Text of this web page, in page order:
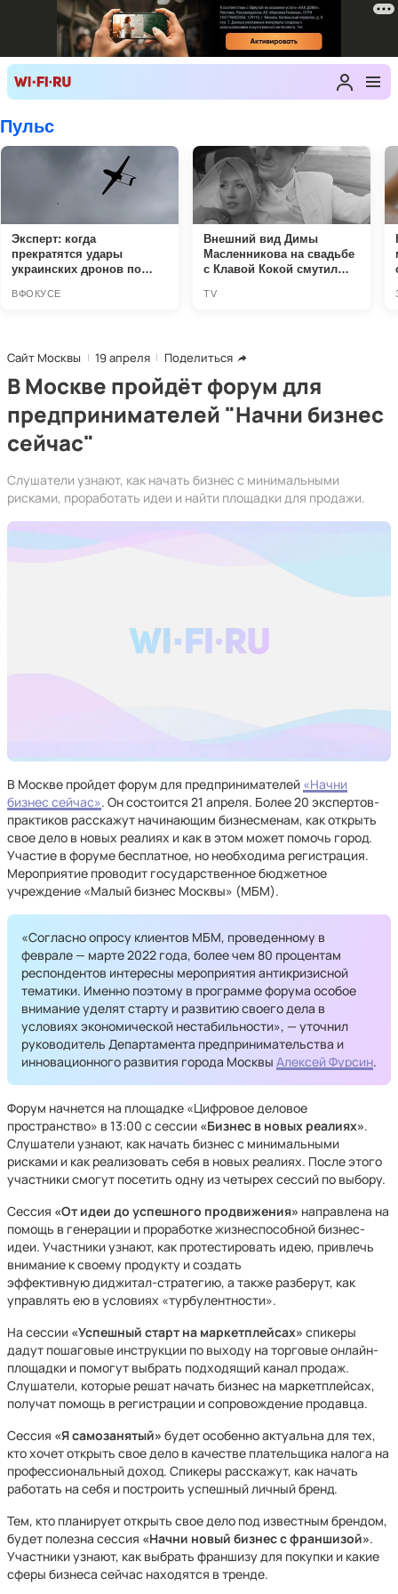
Сайт Москвы 19 апреля Поделиться
В Москве пройдёт форум для
предпринимателей "Начни бизнес
сейчас"
Слушатели узнают, как начать бизнес с минимальными
рисками, проработать идеи и найти площадки для продажи.
В Москве пройдет форум для предпринимателей «Начни
бизнес сейчас». Он состоится 21 апреля. Более 20 экспертов-
практиков расскажут начинающим бизнесменам, как открыть
свое дело в новых реалиях и как в этом может помочь город.
Участие в форуме бесплатное, но необходима регистрация.
Мероприятие проводит государственное бюджетное
учреждение «Малый бизнес Москвы» (МБМ).
«Согласно опросу клиентов МБМ, проведенному в
феврале — марте 2022 года, более чем 80 процентам
респондентов интересны мероприятия антикризисной
тематики. Именно поэтому в программе форума особое
внимание уделят старту и развитию своего дела в
условиях экономической нестабильности», — уточнил
руководитель Департамента предпринимательства и
инновационного развития города Москвы Алексей Фурсин.
Форум начнется на площадке «Цифровое деловое
пространство» в 13:00 с сессии «Бизнес в новых реалиях».
Слушатели узнают, как начать бизнес с минимальными
рисками и как реализовать себя в новых реалиях. После этого
участники смогут посетить одну из четырех сессий по выбору.
Сессия «От идеи до успешного продвижения» направлена на
помощь в генерации и проработке жизнеспособной бизнес-
идеи. Участники узнают, как протестировать идею, привлечь
внимание к своему продукту и создать
эффективную диджитал-стратегию, а также разберут, как
управлять ею в условиях «турбулентности».
На сессии «Успешный старт на маркетплейсах» спикеры
дадут пошаговые инструкции по выходу на торговые онлайн-
площадки и помогут выбрать подходящий канал продаж.
Слушатели, которые решат начать бизнес на маркетплейсах,
получат помощь в регистрации и сопровождение продавца.
Сессия «Я самозанятый» будет особенно актуальна для тех,
кто хочет открыть свое дело в качестве плательщика налога на
профессиональный доход. Спикеры расскажут, как начать
работать на себя и построить успешный личный бренд.
Тем, кто планирует открыть свое дело под известным брендом,
будет полезна сессия «Начни новый бизнес с франшизой».
Участники узнают, как выбрать франшизу для покупки и какие
сферы бизнеса сейчас находятся в тренде.